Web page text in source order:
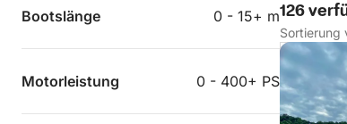
Bootslänge 0 - 15+ m
Motorleistung 0 - 400+ PS
126
Sortierung